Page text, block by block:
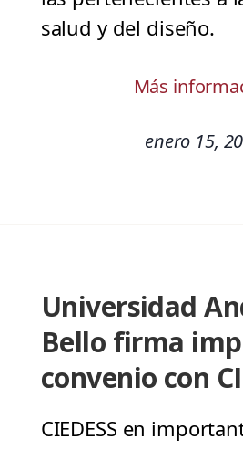
salud y del diseño.
Más
enero 15,
Universidad
Bello firma
convenio con
CIEDESS en